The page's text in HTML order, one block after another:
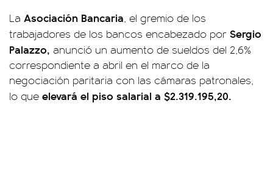
La Asociación Bancaria, el gremio de los
trabajadores de los bancos encabezado por Sergio
Palazzo, anunció un aumento de sueldos del 2,6%
correspondiente a abril en el marco de la
negociación paritaria con las cámaras patronales,
lo que elevará el piso salarial a $2.319.195,20.